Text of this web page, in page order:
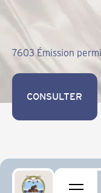
7603 Émission
CONSULTER
CONSULTER